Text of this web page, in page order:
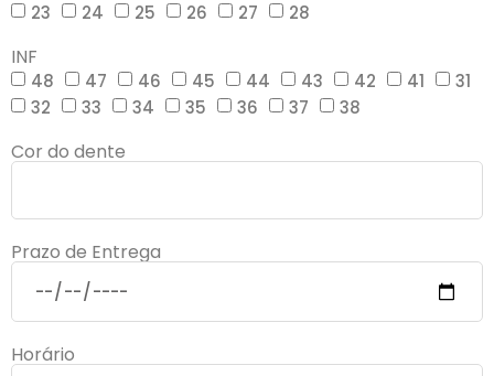
23
24 25 26 27 28
INF
48 47 46 45 44 43 42 41
31
32
33 34 35 36 37 38
Cor do dente
Prazo de Entrega
Horário